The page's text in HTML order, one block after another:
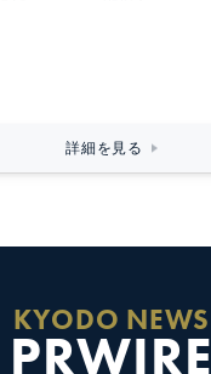
詳細を見る
KYODO NEWS
PRWIRE